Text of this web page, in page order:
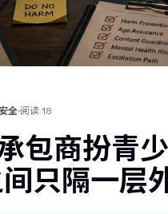
全·阅读18
包商扮青
只隔一层